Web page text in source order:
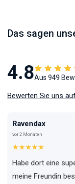
Das sagen
4.8Aus 949
Bewerten Sie uns
Ravendax
vor 2 Monaten
★★★★★
Habe dort eine
meine Freundin